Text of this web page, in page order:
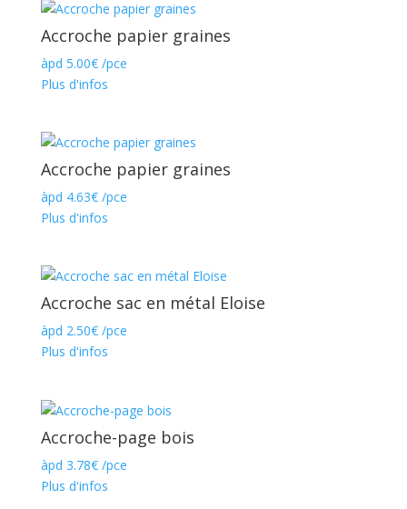
Accroche papier graines
àpd 5.00€/pce
Plus d'infos
Accroche papier graines
àpd 4.63€/pce
Plus d'infos
Accroche sac en métal Eloise
àpd 2.50€/pce
Plus d'infos
Accroche-page bois
àpd 3.78€/pce
Plus d'infos